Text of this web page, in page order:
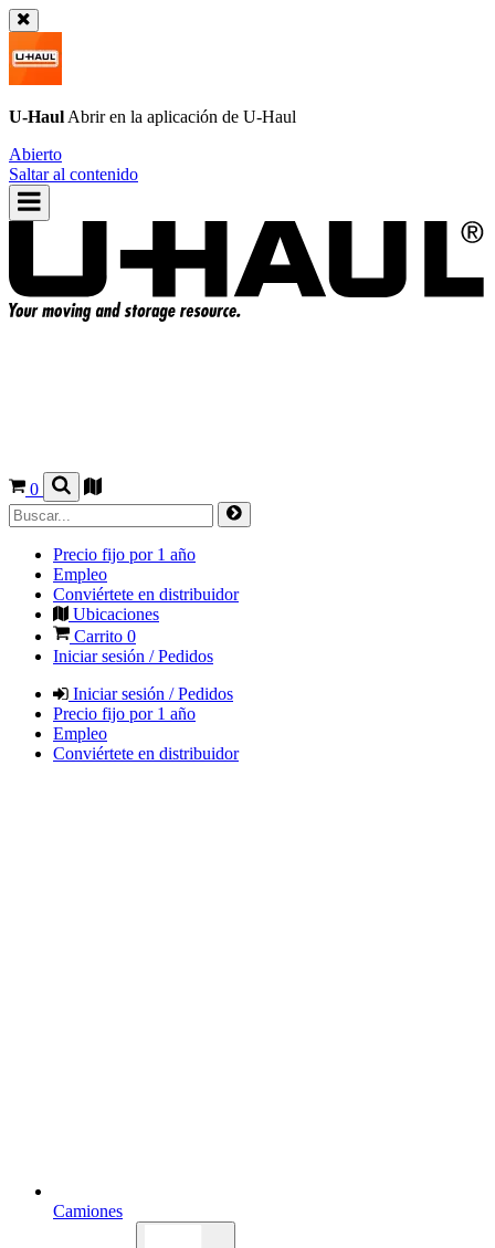
U-Haul Abrir en la aplicación de U-Haul
Abierto
Saltar al contenido
0
Precio fijo por 1 año
Empleo
Conviértete en distribuidor
Ubicaciones
Carrito 0
Iniciar sesión / Pedidos
Iniciar sesión / Pedidos
Precio fijo por 1 año
Empleo
Conviértete en distribuidor
Camiones